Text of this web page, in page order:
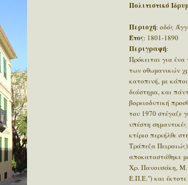
Πολιτιστικό
Περιοχή: οδός
Έτος: 1801-1890
Περιγραφή:
Πρόκειται για
των οθωμανικών
κατοπινή, με
διάστημα, και
βορειοδυτική
του 1970 στέγαζε
υπέστη
κτίριο περιήλθε
Τράπεζα
αποκαταστάθηκε
Χρ. Πανουσάκη, Μ.
Ε.Π.Ε.") και έκτοτε